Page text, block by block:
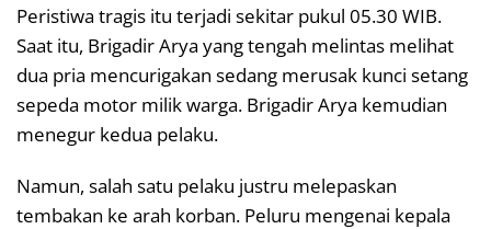
Peristiwa tragis itu terjadi sekitar pukul 05.30 WIB.
Saat itu, Brigadir Arya yang tengah melintas melihat
dua pria mencurigakan sedang merusak kunci setang
sepeda motor milik warga. Brigadir Arya kemudian
menegur kedua pelaku.
Namun, salah satu pelaku justru melepaskan
tembakan ke arah korban. Peluru mengenai kepala